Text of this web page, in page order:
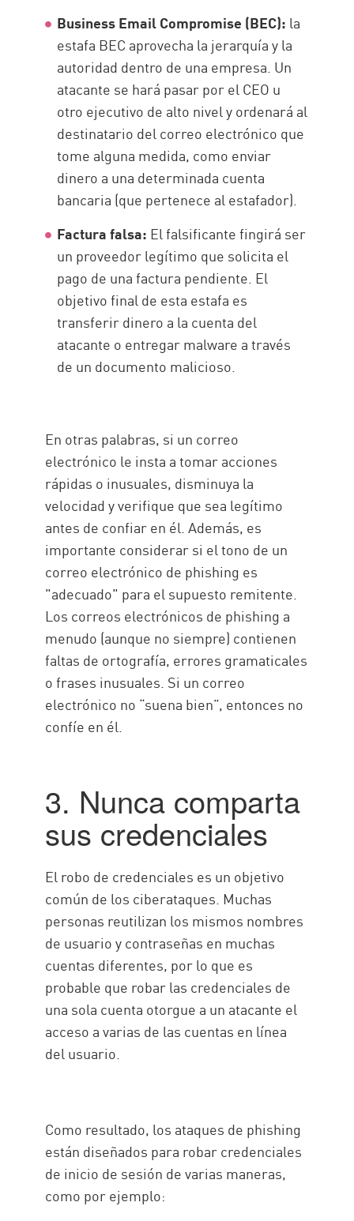
Business Email Compromise (BEC): la
estafa BEC aprovecha la jerarquía y la
autoridad dentro de una empresa. Un
atacante se hará pasar por el CEO u
otro ejecutivo de alto nivel y ordenará al
destinatario del correo electrónico que
tome alguna medida, como enviar
dinero a una determinada cuenta
bancaria (que pertenece al estafador).
Factura falsa: El falsificante fingirá ser
un proveedor legítimo que solicita el
pago de una factura pendiente. El
objetivo final de esta estafa es
transferir dinero a la cuenta del
atacante o entregar malware a través
de un documento malicioso.
En otras palabras, si un correo
electrónico le insta a tomar acciones
rápidas o inusuales, disminuya la
velocidad y verifique que sea legítimo
antes de confiar en él. Además, es
importante considerar si el tono de un
correo electrónico de phishing es
"adecuado" para el supuesto remitente.
Los correos electrónicos de phishing a
menudo (aunque no siempre) contienen
faltas de ortografía, errores gramaticales
o frases inusuales. Si un correo
electrónico no “suena bien”, entonces no
confíe en él.
3. Nunca comparta
sus credenciales
El robo de credenciales es un objetivo
común de los ciberataques. Muchas
personas reutilizan los mismos nombres
de usuario y contraseñas en muchas
cuentas diferentes, por lo que es
probable que robar las credenciales de
una sola cuenta otorgue a un atacante el
acceso a varias de las cuentas en línea
del usuario.
Como resultado, los ataques de phishing
están diseñados para robar credenciales
de inicio de sesión de varias maneras,
como por ejemplo: